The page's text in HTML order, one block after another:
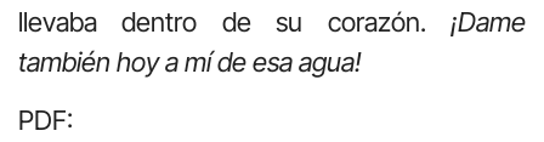
llevaba dentro de su corazón. ¡Dame
también hoy a mí de esa agua!
PDF: